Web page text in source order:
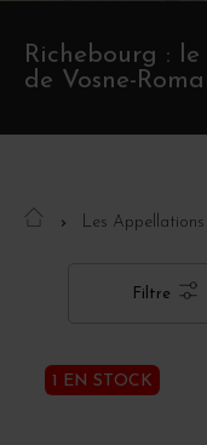
Richebourg :
de Vosne-
Les Appellations
Filtre
1 EN STOCK